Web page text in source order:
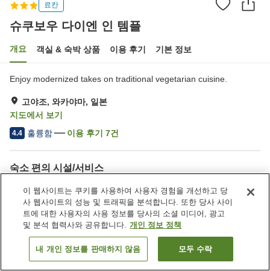
료칸
슈쿠보우 다이엔 인 템플
개요 객실 & 숙박 상품 이용 후기 기본 정보
Enjoy modernized takes on traditional vegetarian cuisine.
고야조, 와카야마, 일본
지도에서 보기
4.4 훌륭함 이용 후기 7건
숙소 편의 시설/서비스
주차장
회의실
연회장
대욕장
일본 와카야마 고야조 슈쿠보우 다이엔 인 템플
객실 보기
이 웹사이트는 쿠키를 사용하여 사용자 경험을 개선하고 당
사 웹사이트의 성능 및 트래픽을 분석합니다. 또한 당사 사이
트에 대한 사용자의 사용 정보를 당사의 소셜 미디어, 광고
및 분석 협력사와 공유합니다. 개인 정보 정책
내 개인 정보를 판매하지 않음 모두 수락